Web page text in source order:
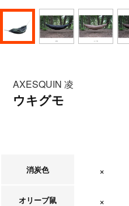
AXESQUIN 凌
ウキグモ
消炭色
オリーブ鼠